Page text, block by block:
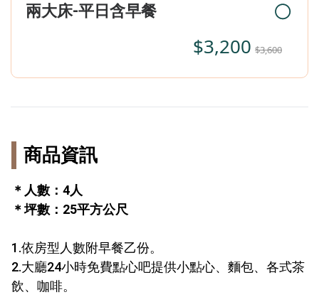
兩大床-平日含早餐
$3,200 $3,600
商品資訊
＊人數：4人
＊坪數：25平方公尺
1.依房型人數附早餐乙份。
2.大廳24小時免費點心吧提供小點心、麵包、各式茶
飲、咖啡。